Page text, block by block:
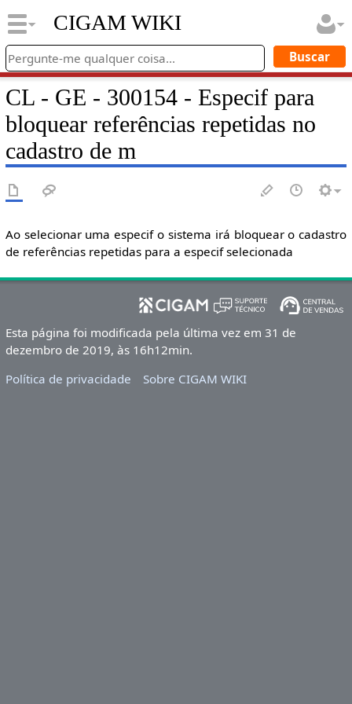
CIGAM WIKI
CL - GE - 300154 - Especif para
bloquear referências repetidas no
cadastro de m
Ao selecionar uma especif o sistema irá bloquear o cadastro
de referências repetidas para a especif selecionada
Esta página foi modificada pela última vez em 31 de
dezembro de 2019, às 16h12min.
Política de privacidade
Sobre CIGAM WIKI